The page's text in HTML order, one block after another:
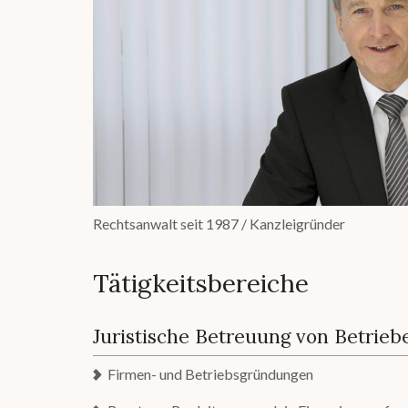
Rechtsanwalt seit 1987 / Kanzleigründer
Tätigkeitsbereiche
Juristische Betreuung von
Firmen- und Betriebsgründungen